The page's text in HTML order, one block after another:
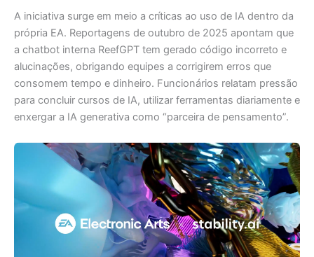
A iniciativa surge em meio a críticas ao uso de IA dentro da
própria EA. Reportagens de outubro de 2025 apontam que
a chatbot interna ReefGPT tem gerado código incorreto e
alucinações, obrigando equipes a corrigirem erros que
consomem tempo e dinheiro. Funcionários relatam pressão
para concluir cursos de IA, utilizar ferramentas diariamente e
enxergar a IA generativa como “parceira de pensamento”.